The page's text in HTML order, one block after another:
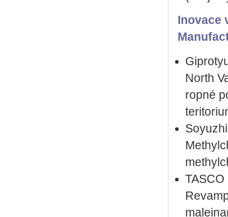
Inovace
North
ropné